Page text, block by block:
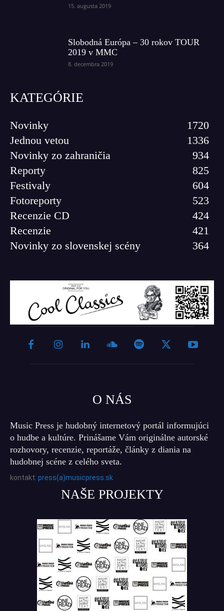
15. augusta 2019
Slobodná Európa – 30 rokov TOUR
2019 v MMC
8. decembra 2019
KATEGÓRIE
Novinky
1720
Jednou vetou
1336
Novinky zo zahraničia
934
Reporty
825
Festivaly
604
Fotoreporty
523
Recenzie CD
424
Recenzie
421
Novinky zo slovenskej scény
364
O NÁS
Music Press je hudobný internetový portál informujúci
o hudbe a kultúre. Prinášame Vám originálne autorské
rozhovory, recenzie, reportáže, články z diania na
hudobnej scéne z celého sveta.
kontakt: press(a)musicpress.sk
NAŠE PROJEKTY